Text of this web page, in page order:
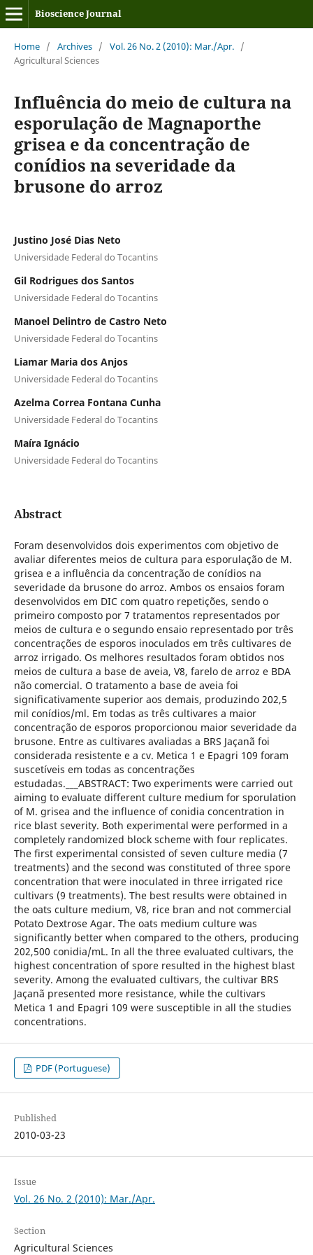
Bioscience Journal
Home / Archives / Vol. 26 No. 2 (2010): Mar./Apr. /
Agricultural Sciences
Influência do meio de cultura na
esporulação de Magnaporthe
grisea e da concentração de
conídios na severidade da
brusone do arroz
Justino José Dias Neto
Universidade Federal do Tocantins
Gil Rodrigues dos Santos
Universidade Federal do Tocantins
Manoel Delintro de Castro Neto
Universidade Federal do Tocantins
Liamar Maria dos Anjos
Universidade Federal do Tocantins
Azelma Correa Fontana Cunha
Universidade Federal do Tocantins
Maíra Ignácio
Universidade Federal do Tocantins
Abstract
Foram desenvolvidos dois experimentos com objetivo de
avaliar diferentes meios de cultura para esporulação de M.
grisea e a influência da concentração de conídios na
severidade da brusone do arroz. Ambos os ensaios foram
desenvolvidos em DIC com quatro repetições, sendo o
primeiro composto por 7 tratamentos representados por
meios de cultura e o segundo ensaio representado por três
concentrações de esporos inoculados em três cultivares de
arroz irrigado. Os melhores resultados foram obtidos nos
meios de cultura a base de aveia, V8, farelo de arroz e BDA
não comercial. O tratamento a base de aveia foi
significativamente superior aos demais, produzindo 202,5
mil conídios/ml. Em todas as três cultivares a maior
concentração de esporos proporcionou maior severidade da
brusone. Entre as cultivares avaliadas a BRS Jaçanã foi
considerada resistente e a cv. Metica 1 e Epagri 109 foram
suscetíveis em todas as concentrações
estudadas.___ABSTRACT: Two experiments were carried out
aiming to evaluate different culture medium for sporulation
of M. grisea and the influence of conidia concentration in
rice blast severity. Both experimental were performed in a
completely randomized block scheme with four replicates.
The first experimental consisted of seven culture media (7
treatments) and the second was constituted of three spore
concentration that were inoculated in three irrigated rice
cultivars (9 treatments). The best results were obtained in
the oats culture medium, V8, rice bran and not commercial
Potato Dextrose Agar. The oats medium culture was
significantly better when compared to the others, producing
202,500 conidia/mL. In all the three evaluated cultivars, the
highest concentration of spore resulted in the highest blast
severity. Among the evaluated cultivars, the cultivar BRS
Jaçanã presented more resistance, while the cultivars
Metica 1 and Epagri 109 were susceptible in all the studies
concentrations.
PDF (Portuguese)
Published
2010-03-23
Issue
Vol. 26 No. 2 (2010): Mar./Apr.
Section
Agricultural Sciences